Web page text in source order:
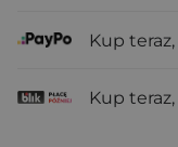
Kup teraz,
Kup teraz,